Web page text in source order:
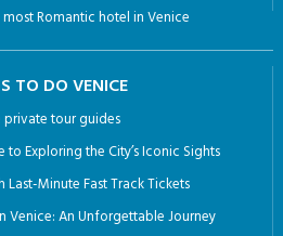
Romantic hotel in Venice
TO DO VENICE
private tour guides
to Exploring the City’s Iconic Sights
Last-Minute Fast Track Tickets
Venice: An Unforgettable Journey